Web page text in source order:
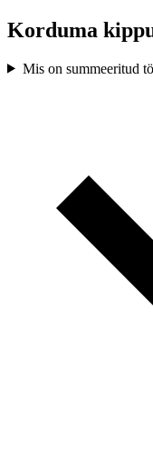
Korduma
Mis on summeeritud